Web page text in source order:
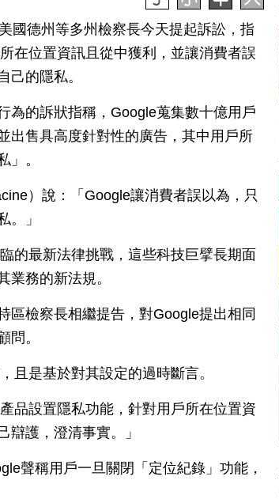
國德州等多州檢察長今天提起訴訟，指
在位置資訊且從中獲利，並讓消費者誤
己的隱私。
為的訴狀指稱，Google蒐集數十億用戶
出售具高度針對性的廣告，其中用戶所
」。
）說：「Google讓消費者誤以為，只
。」
的最新法律挑戰，這些科技巨擘長期面
業務的新法規。
區檢察長相繼提告，對Google提出相同
問。
且是基於對其設定的過時斷言。
品設置隱私功能，針對用戶所在位置資
辯護，澄清事實。」
聲稱用戶一旦關閉「定位紀錄」功能，